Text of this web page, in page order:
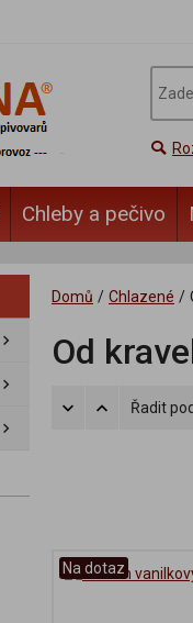
Chleby a pečivo
Domů / Chlazené /
Od
Řadit
Na dotaz